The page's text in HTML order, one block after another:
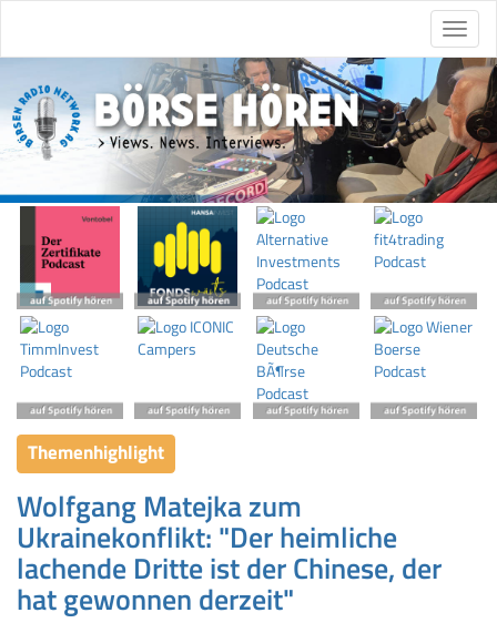
Themenhighlight
Wolfgang Matejka zum
Ukrainekonflikt: "Der heimliche
lachende Dritte ist der Chinese, der
hat gewonnen derzeit"